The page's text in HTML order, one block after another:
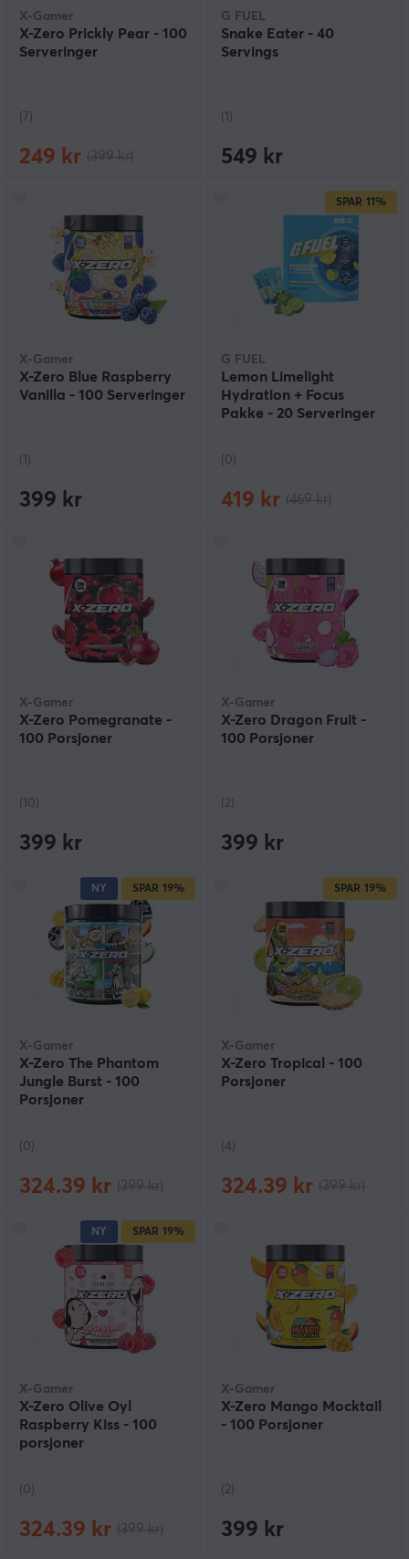
X-Gamer
X-Zero Prickly Pear - 100
Serveringer
(7)
249 kr
G FUEL
Snake Eater - 40
Servings
(1)
549 kr
X-Gamer
X-Zero Blue Raspberry
Vanilla - 100 Serveringer
(1)
399 kr
SPAR 11%
G FUEL
Lemon Limelight
Hydration + Focus
Pakke - 20 Serveringer
(0)
419 kr
X-Gamer
X-Zero Pomegranate -
100 Porsjoner
(10)
399 kr
X-Gamer
X-Zero Dragon Fruit -
100 Porsjoner
(2)
399 kr
NY SPAR 19%
X-Gamer
X-Zero The Phantom
Jungle Burst - 100
Porsjoner
(0)
324.39 kr
SPAR 19%
X-Gamer
X-Zero Tropical - 100
Porsjoner
(4)
324.39 kr
NY SPAR 19%
X-Gamer
X-Zero Olive Oyl
Raspberry Kiss - 100
porsjoner
(0)
324.39 kr
X-Gamer
X-Zero Mango Mocktail
- 100 Porsjoner
(2)
399 kr